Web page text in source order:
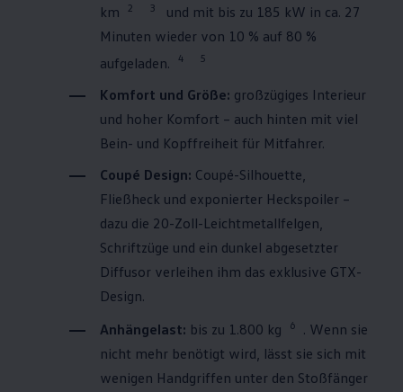
km
2 3
und mit bis zu 185 kW in ca. 27
Minuten wieder von 10 % auf 80 %
aufgeladen.
4 5
Komfort und Größe: großzügiges Interieur
und hoher Komfort – auch hinten mit viel
Bein- und Kopffreiheit für Mitfahrer.
Coupé Design: Coupé-Silhouette,
Fließheck und exponierter Heckspoiler –
dazu die 20-Zoll-Leichtmetallfelgen,
Schriftzüge und ein dunkel abgesetzter
Diffusor verleihen ihm das exklusive GTX-
Design.
Anhängelast: bis zu 1.800 kg 6
. Wenn sie
nicht mehr benötigt wird, lässt sie sich mit
wenigen Handgriffen unter den Stoßfänger